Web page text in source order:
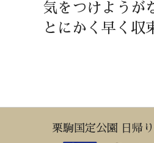
気をつけようが
とにかく早く
栗駒国定公園 日帰